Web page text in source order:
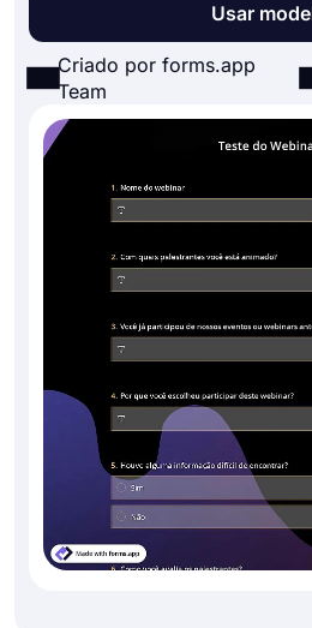
Usar
Criado por forms.app
Team